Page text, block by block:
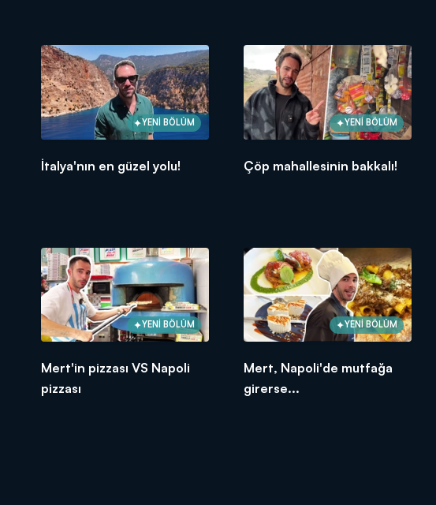
YENİ BÖLÜM
İtalya'nın en güzel yolu!
YENİ BÖLÜM
Çöp mahallesinin bakkalı!
YENİ BÖLÜM
Mert'in pizzası VS Napoli
pizzası
YENİ BÖLÜM
Mert, Napoli'de mutfağa
girerse...